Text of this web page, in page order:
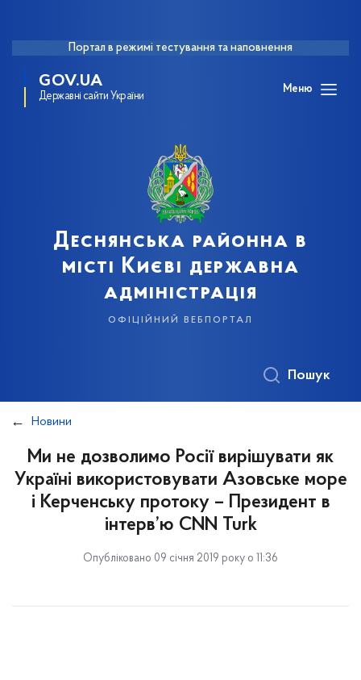
Портал в режимі тестування та наповнення
GOV.UA
Державні сайти України
Меню
Деснянська районна в
місті Києві державна
адміністрація
офіційний вебпортал
Пошук
Новини
Ми не дозволимо Росії вирішувати як
Україні використовувати Азовське море
і Керченську протоку – Президент в
інтерв’ю CNN Turk
Опубліковано 09 січня 2019 року о 11:36